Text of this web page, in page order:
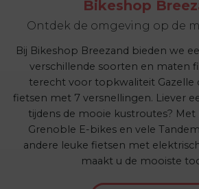
Bikeshop
Ontdek de omgeving op de
Bij Bikeshop Breezand bieden we
verschillende soorten en maten
terecht voor topkwaliteit Gazelle
fietsen met 7 versnellingen. Liever
tijdens de mooie kustroutes? Met
Grenoble E-bikes en vele
andere leuke fietsen met
maakt u de mooiste